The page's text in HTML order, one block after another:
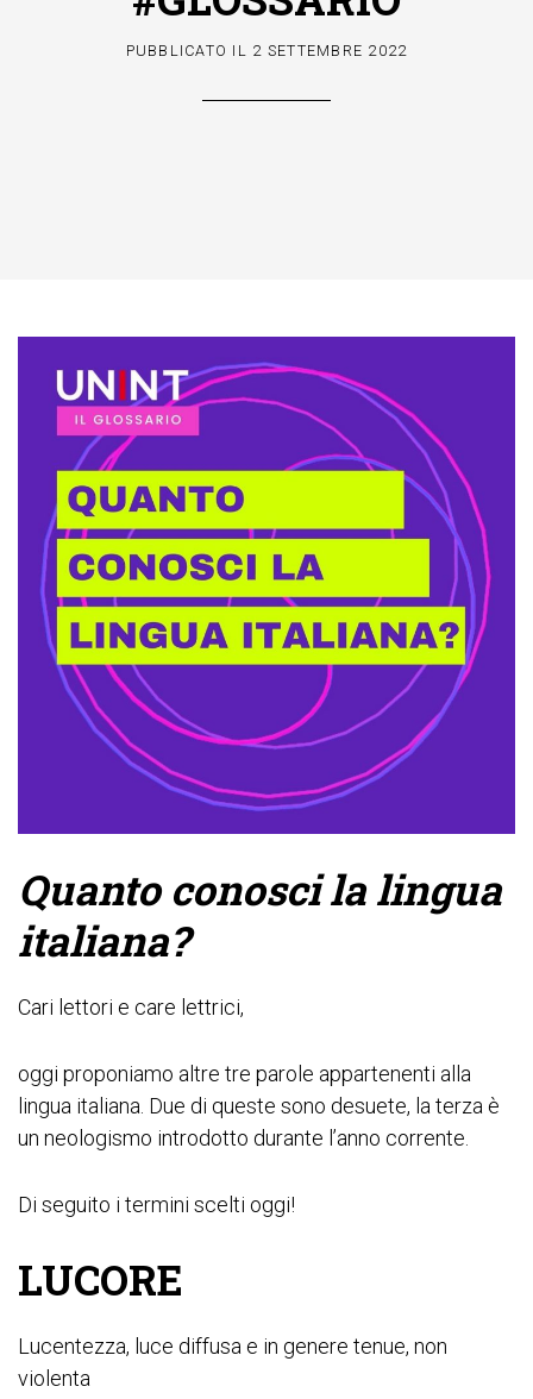
PUBBLICATO IL 2 SETTEMBRE 2022
Quanto conosci la lingua
italiana?
Cari lettori e care lettrici,
oggi proponiamo altre tre parole appartenenti alla
lingua italiana. Due di queste sono desuete, la terza è
un neologismo introdotto durante l’anno corrente.
Di seguito i termini scelti oggi!
LUCORE
Lucentezza, luce diffusa e in genere tenue, non
violenta